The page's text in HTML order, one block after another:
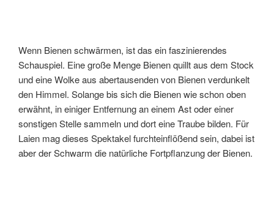
Wenn Bienen schwärmen, ist das ein faszinierendes
Schauspiel. Eine große Menge Bienen quillt aus dem Stock
und eine Wolke aus abertausenden von Bienen verdunkelt
den Himmel. Solange bis sich die Bienen wie schon oben
erwähnt, in einiger Entfernung an einem Ast oder einer
sonstigen Stelle sammeln und dort eine Traube bilden. Für
Laien mag dieses Spektakel furchteinflößend sein, dabei ist
aber der Schwarm die natürliche Fortpflanzung der Bienen.